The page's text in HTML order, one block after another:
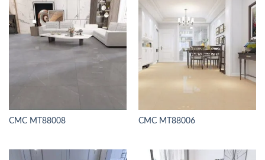
CMC MT88008 CMC MT88006